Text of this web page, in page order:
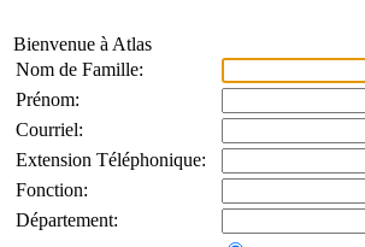
Bienvenue à Atlas
Nom de Famille:
Prénom:
Courriel:
Extension Téléphonique:
Fonction:
Département: